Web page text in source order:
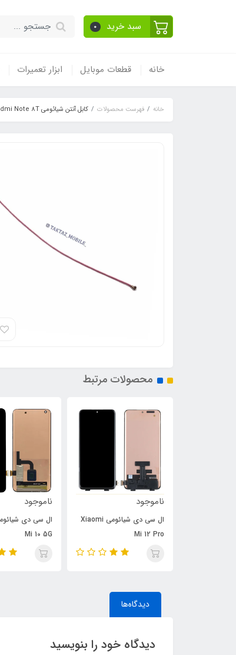
سبد خرید 0
خانه قطعات موبایل ابزار تعمیرات
خانه فهرست محصولات کابل آنتن شیائومی Xiaomi Redmi Note 8T
محصولات مرتبط
ناموجود
ال سی دی شیائومی Xiaomi
Mi 12 Pro
ناموجود
Mi 10 5G
دیدگاه‌ها
دیدگاه خود را بنویسید